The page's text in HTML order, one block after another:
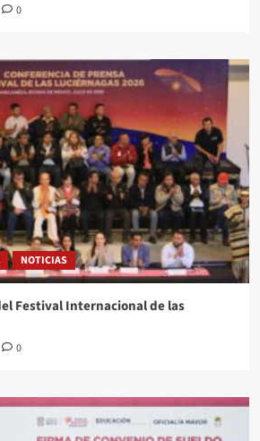
0
NOTICIAS
Festival Internacional de las
0